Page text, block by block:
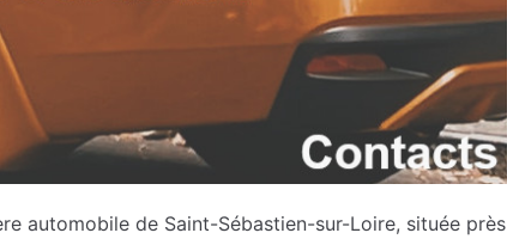
automobile de Saint-Sébastien-sur-Loire, située près